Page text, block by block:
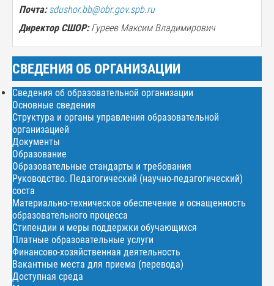
Почта:sdushor.bb@obr.gov.spb.ru
Директор СШОР:Гуреев Максим Владимирович
СВЕДЕНИЯ ОБ ОРГАНИЗАЦИИ
Сведения об образовательной организации
Основные сведения
Структура и органы управления образовательной
организацией
Документы
Образование
Образовательные стандарты и требования
Руководство. Педагогический (научно-педагогический)
соста
Материально-техническое обеспечение и оснащенность
образовательного процесса
Стипендии и меры поддержки обучающихся
Платные образовательные услуги
Финансово-хозяйственная деятельность
Вакантные места для приема (перевода)
Доступная среда